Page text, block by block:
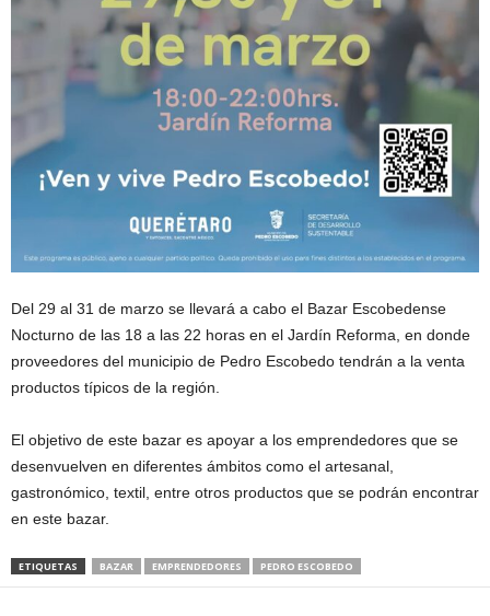
Del 29 al 31 de marzo se llevará a cabo el Bazar Escobedense
Nocturno de las 18 a las 22 horas en el Jardín Reforma, en donde
proveedores del municipio de Pedro Escobedo tendrán a la venta
productos típicos de la región.
El objetivo de este bazar es apoyar a los emprendedores que se
desenvuelven en diferentes ámbitos como el artesanal,
gastronómico, textil, entre otros productos que se podrán encontrar
en este bazar.
ETIQUETAS BAZAR EMPRENDEDORES PEDRO ESCOBEDO